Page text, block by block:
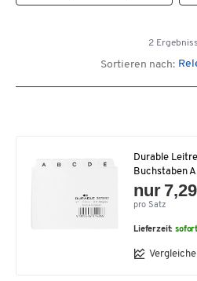
2
Sortieren nach:
Durable
Buchstaben
nur
pro Satz
Lieferzeit: